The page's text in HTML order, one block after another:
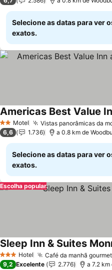
Selecione as datas para ver
exatos.
2 Estrelas
Motel Vistas panorâmicas da
6,6 1.736 a 0.8 km de
Selecione as datas para ver
exatos.
Escolha popular
3 EstrelasHotel Café da manhã
Sleep Inn & Suites
9,2 Excelente 2.776 a 7.2 km